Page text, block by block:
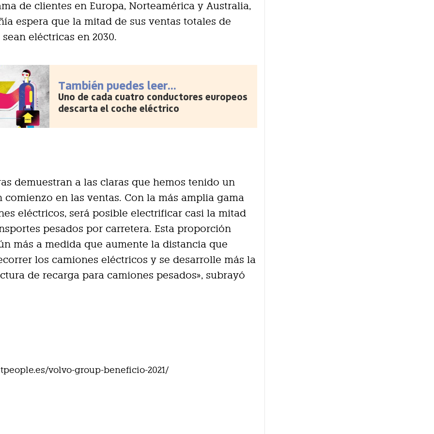
de clientes en Europa, Norteamérica y Australia,
espera que la mitad de sus ventas totales de
eléctricas en 2030.
También puedes leer...
Uno de cada cuatro conductores europeos
descarta el coche eléctrico
demuestran a las claras que hemos tenido un
comienzo en las ventas. Con la más amplia gama
eléctricos, será posible electrificar casi la mitad
pesados por carretera. Esta proporción
más a medida que aumente la distancia que
los camiones eléctricos y se desarrolle más la
de recarga para camiones pesados», subrayó
volvo-group-beneficio-2021/